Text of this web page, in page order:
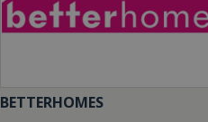
BETTERHOMES